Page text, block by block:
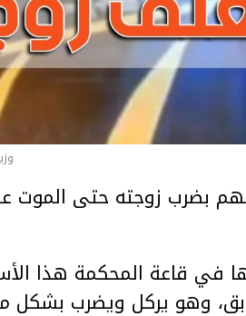
بضرب زوجته حتى الموت
قاعة المحكمة هذا
وهو يركل ويضرب بشكل